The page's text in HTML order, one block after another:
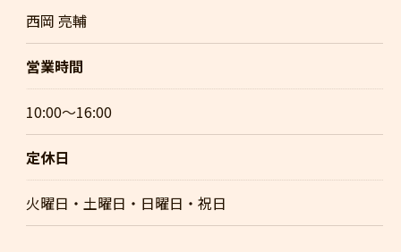
西岡 亮輔
営業時間
10:00～16:00
定休日
火曜日・土曜日・日曜日・祝日